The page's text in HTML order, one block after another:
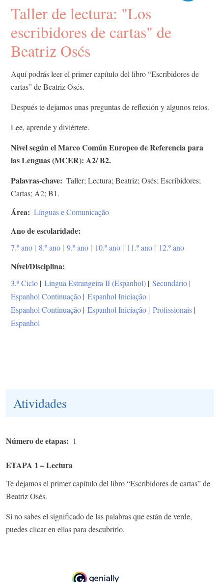
Taller de lectura: "Los
escribidores de cartas" de
Beatriz Osés
Aquí podrás leer el primer capítulo del libro “Escribidores de
cartas” de Beatriz Osés.
Después te dejamos unas preguntas de reflexión y algunos retos.
Lee, aprende y diviértete.
Nivel según el Marco Común Europeo de Referencia para
las Lenguas (MCER): A2/ B2.
Palavras-chave
Taller; Lectura; Beatriz; Osés; Escribidores;
Cartas; A2; B1.
Área Línguas e Comunicação
Ano de escolaridade
7.º ano | 8.º ano | 9.º ano | 10.º ano | 11.º ano | 12.º ano
Nível/Disciplina
3.º Ciclo | Língua Estrangeira II (Espanhol) | Secundário |
Espanhol Continuação | Espanhol Iniciação |
Espanhol Continuação | Espanhol Iniciação | Profissionais |
Espanhol
Atividades
Número de etapas 1
ETAPA 1 – Lectura
Te dejamos el primer capítulo del libro “Escribidores de cartas” de
Beatriz Osés.
Si no sabes el significado de las palabras que están de verde,
puedes clicar en ellas para descubrirlo.